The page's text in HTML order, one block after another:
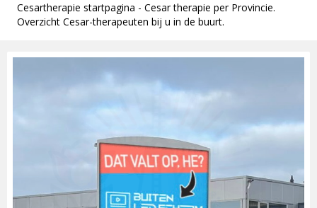
Cesartherapie startpagina - Cesar therapie per Provincie.
Overzicht Cesar-therapeuten bij u in de buurt.